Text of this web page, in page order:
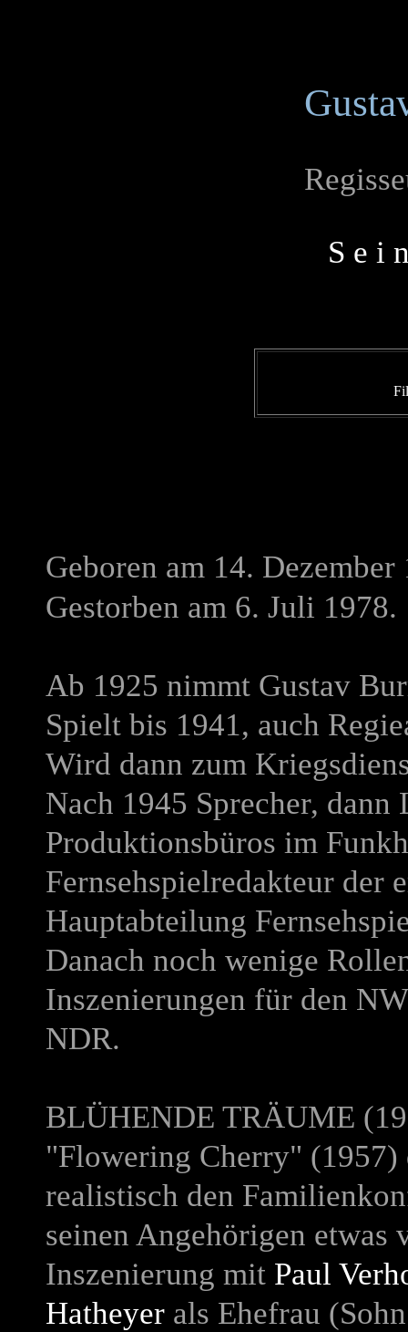
S e i
Geboren am 14.
Gestorben am 6. Juli 1978.
Ab 1925 nimmt Gustav
Spielt bis 1941, auch
Wird dann zum
Nach 1945 Sprecher, dann
Produktionsbüros im
Fernsehspielredakteur der
Hauptabteilung
Danach noch wenige
Inszenierungen für den
NDR.
BLÜHENDE TRÄUME
"Flowering Cherry" (1957)
realistisch den
seinen Angehörigen etwas
Inszenierung mit Paul
Hatheyer als Ehefrau